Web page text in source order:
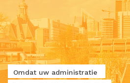
Omdat uw administratie